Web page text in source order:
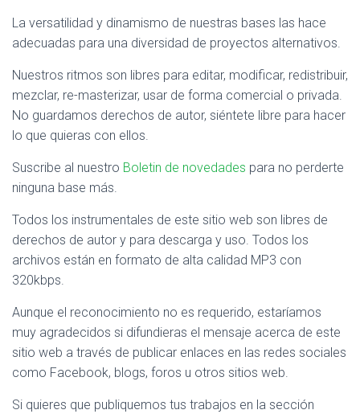
La versatilidad y dinamismo de nuestras bases las hace
adecuadas para una diversidad de proyectos alternativos.
Nuestros ritmos son libres para editar, modificar, redistribuir,
mezclar, re-masterizar, usar de forma comercial o privada.
No guardamos derechos de autor, siéntete libre para hacer
lo que quieras con ellos.
Suscribe al nuestro Boletin de novedades para no perderte
ninguna base más.
Todos los instrumentales de este sitio web son libres de
derechos de autor y para descarga y uso. Todos los
archivos están en formato de alta calidad MP3 con
320kbps.
Aunque el reconocimiento no es requerido, estaríamos
muy agradecidos si difundieras el mensaje acerca de este
sitio web a través de publicar enlaces en las redes sociales
como Facebook, blogs, foros u otros sitios web.
Si quieres que publiquemos tus trabajos en la sección